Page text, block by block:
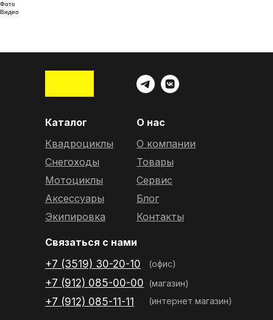
Фото
Видео
Каталог
Квадроциклы
Снегоходы
Мотоциклы
Аксессуары
Экипировка
О компании
Блог
О нас
Связаться с нами
Сервис
+7 (3519) 30-20-10 (офис)
+7 (912) 085-00-00 (магазин)
+7 (912) 085-11-11 (интернет магазин)
Товары
Контакты